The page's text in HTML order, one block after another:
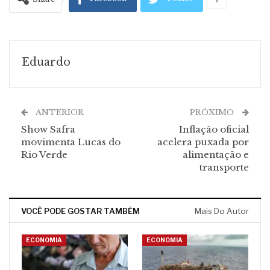
Eduardo
ANTERIOR
Show Safra
movimenta Lucas do
Rio Verde
PRÓXIMO
Inflação oficial
acelera puxada por
alimentação e
transporte
VOCÊ PODE GOSTAR TAMBÉM Mais Do Autor
ECONOMIA ECONOMIA